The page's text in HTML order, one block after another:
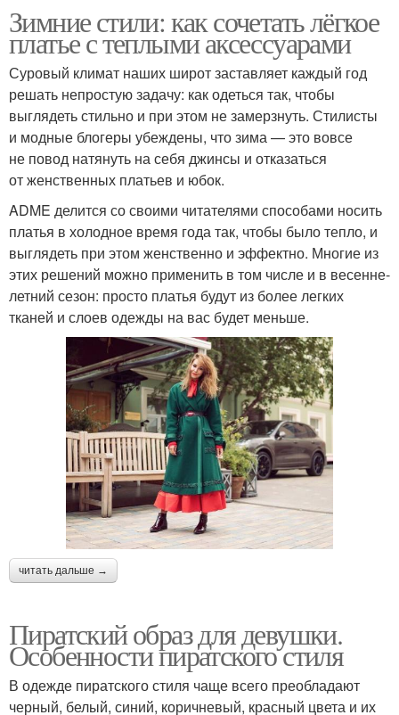
Зимние стили: как сочетать лёгкое
платье с теплыми аксессуарами
Суровый климат наших широт заставляет каждый год
решать непростую задачу: как одеться так, чтобы
выглядеть стильно и при этом не замерзнуть. Стилисты
и модные блогеры убеждены, что зима — это вовсе
не повод натянуть на себя джинсы и отказаться
от женственных платьев и юбок.
ADME делится со своими читателями способами носить
платья в холодное время года так, чтобы было тепло, и
выглядеть при этом женственно и эффектно. Многие из
этих решений можно применить в том числе и в весенне-
летний сезон: просто платья будут из более легких
тканей и слоев одежды на вас будет меньше.
читать дальше →
Пиратский образ для девушки.
Особенности пиратского стиля
В одежде пиратского стиля чаще всего преобладают
черный, белый, синий, коричневый, красный цвета и их